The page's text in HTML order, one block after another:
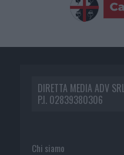
DIRETTA MEDIA ADV SRL
P.I. 02839380306
Chi siamo